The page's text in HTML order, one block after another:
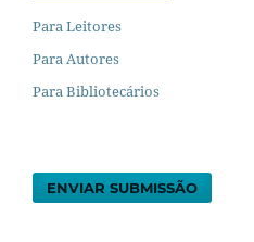
Para Leitores
Para Autores
Para Bibliotecários
ENVIAR SUBMISSÃO